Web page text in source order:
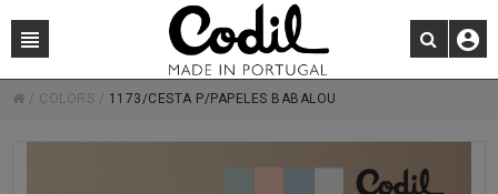
/ COLORS / 1173/CESTA P/PAPELES BABALOU